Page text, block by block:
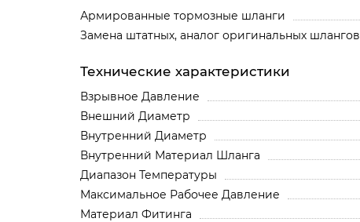
Армированные тормозные шланги
Замена штатных, аналог оригинальных шлангов
Технические характеристики
Взрывное Давление
Внешний Диаметр
Внутренний Диаметр
Внутренний Материал Шланга
Диапазон Температуры
Максимальное Рабочее Давление
Материал Фитинга